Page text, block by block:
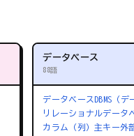
データベース
88語
データベースDBMS（
リレーショナルデータ
カラム（列）主キー外